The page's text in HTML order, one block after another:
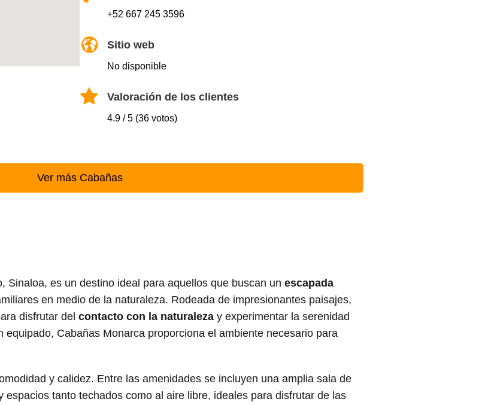
+52 667 245 3596
Sitio web
No disponible
Valoración de los clientes
4.9 / 5 (36 votos)
Ver más Cabañas
Sinaloa, es un destino ideal para aquellos que buscan un escapada
en medio de la naturaleza. Rodeada de impresionantes paisajes,
disfrutar del contacto con la naturaleza y experimentar la serenidad
Cabañas Monarca proporciona el ambiente necesario para
y calidez. Entre las amenidades se incluyen una amplia sala de
tanto techados como al aire libre, ideales para disfrutar de las